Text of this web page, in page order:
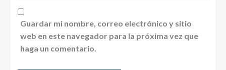
Guardar mi nombre, correo electrónico y sitio
web en este navegador para la próxima vez que
haga un comentario.